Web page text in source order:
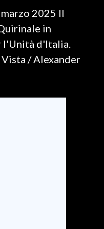
2025 Il
in
l'Unità d'Italia.
/ Alexander